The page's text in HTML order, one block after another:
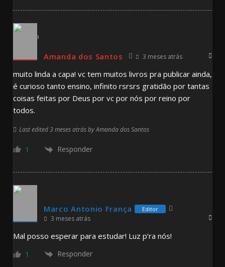
Amanda dos Santos 3 meses atrás
muito linda a capa! vc tem muitos livros pra publicar ainda,
é curioso tanto ensino, infinito rsrsrs gratidão por tantas
coisas feitas por Deus por vc por nós por reino por
todos.
Last edited 3 meses atrás by Amanda dos Santos
1 Responder
Marco Antonio França Editor
3 meses atrás
Mal posso esperar para estudar! Luz p’ra nós!
1 Responder